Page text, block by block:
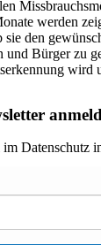
werden
den
Bürger zu
wird
Datenschutz